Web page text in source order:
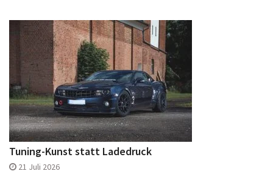
Tuning-Kunst statt Ladedruck
21 Juli 2026